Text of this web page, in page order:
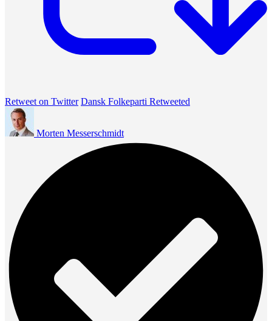
Retweet on Twitter Dansk Folkeparti Retweeted
Morten Messerschmidt